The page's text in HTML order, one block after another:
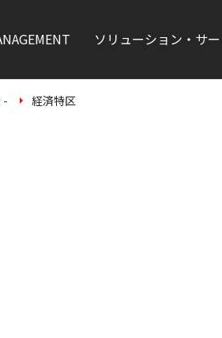
ソリューション・サ
- 経済特区